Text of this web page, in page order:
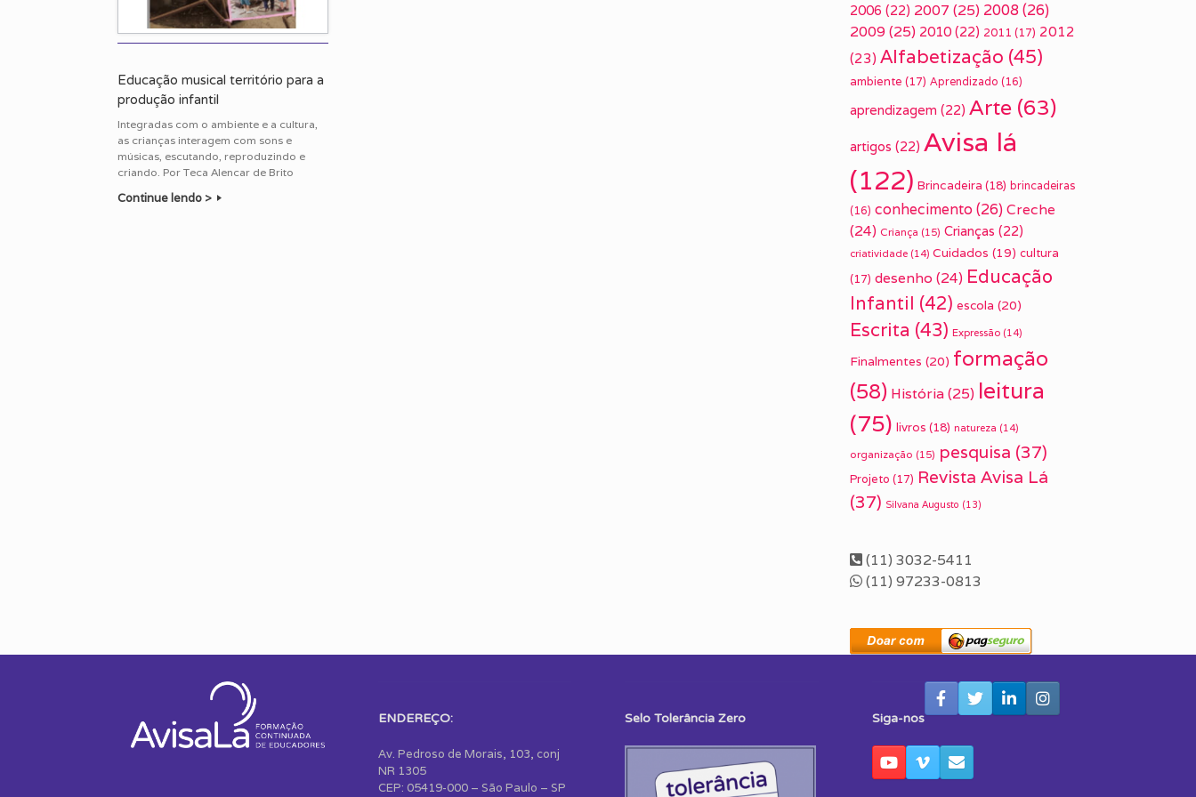
Educação musical território para a
produção infantil
Integradas com o ambiente e a cultura,
as crianças interagem com sons e
músicas, escutando, reproduzindo e
criando. Por Teca Alencar de Brito
Continue lendo >
2006 (22) 2007 (25) 2008(26)
2009(25) 2010 (22) 2011 (17) 2012
(23) Alfabetização (45)
ambiente (17) Aprendizado (16)
aprendizagem (22) Arte (63)
artigos (22) Avisa lá
(122) Brincadeira (18) brincadeiras
(16) conhecimento(26) Creche
(24) Criança (15) Crianças (22)
criatividade (14) Cuidados (19) cultura
(17) desenho (24) Educação
Infantil (42) escola (20)
Escrita (43) Expressão (14)
Finalmentes (20) formação
(58) História(25) leitura
(75) livros (18) natureza (14)
organização (15) pesquisa (37)
Projeto (17) Revista Avisa Lá
(37) Silvana Augusto (13)
(11) 3032-5411
(11) 97233-0813
ENDEREÇO:
Av. Pedroso de Morais, 103, conj
NR 1305
CEP: 05419-000 – São Paulo – SP
Selo Tolerância Zero Siga-nos